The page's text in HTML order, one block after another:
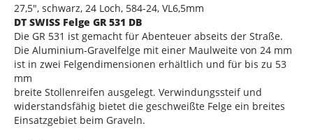
27,5", schwarz, 24 Loch, 584-24, VL6,5mm
DT SWISS Felge GR 531 DB
Die GR 531 ist gemacht für Abenteuer abseits der Straße.
Die Aluminium-Gravelfelge mit einer Maulweite von 24 mm
ist in zwei Felgendimensionen erhältlich und für bis zu 53
mm
breite Stollenreifen ausgelegt. Verwindungssteif und
widerstandsfähig bietet die geschweißte Felge ein breites
Einsatzgebiet beim Graveln.